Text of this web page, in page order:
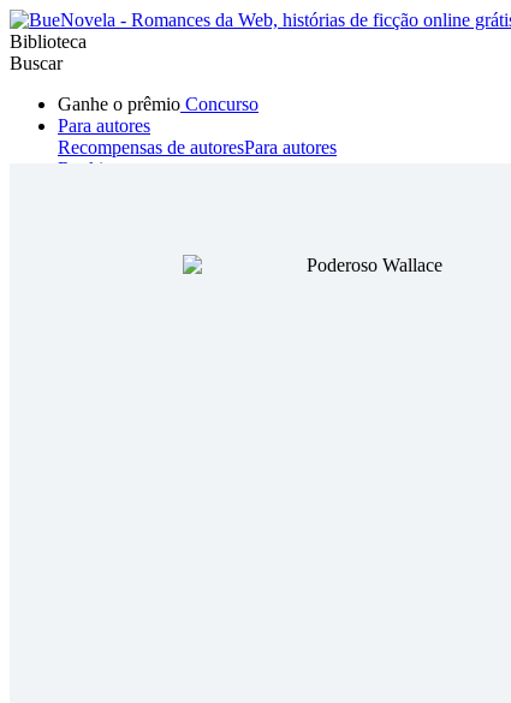
Biblioteca
Buscar
Ganhe o prêmio Concurso
Para autores
Recompensas de autoresPara autores
Ranking
Hombre lobo Mafia SistemaFantasía